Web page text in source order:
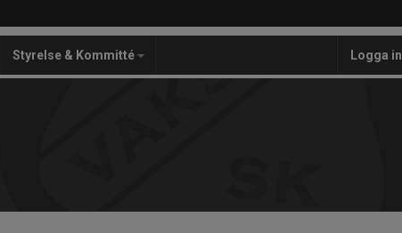
Styrelse & Kommitté Logga in